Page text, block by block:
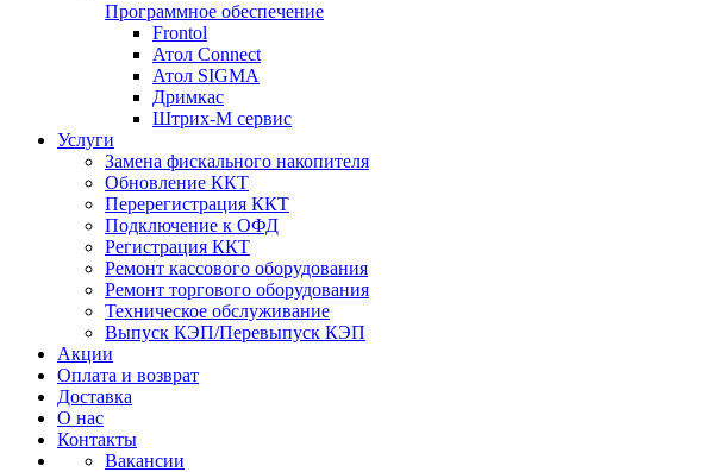
Программное обеспечение
Frontol
Атол Connect
Атол SIGMA
Дримкас
Штрих-М сервис
Услуги
Замена фискального накопителя
Обновление ККТ
Перерегистрация ККТ
Подключение к ОФД
Регистрация ККТ
Ремонт кассового оборудования
Ремонт торгового оборудования
Техническое обслуживание
Выпуск КЭП/Перевыпуск КЭП
Акции
Оплата и возврат
Доставка
О нас
Контакты
Вакансии